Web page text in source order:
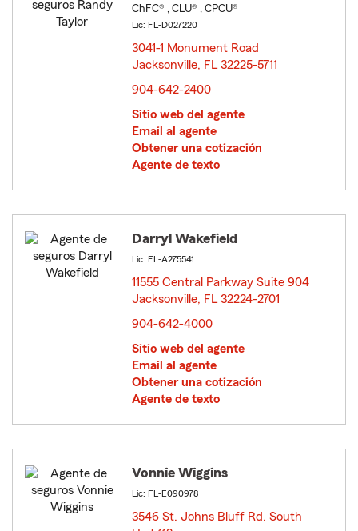
ChFC® , CLU® , CPCU®
Lic: FL-D027220
3041-1 Monument Road
Jacksonville, FL 32225-5711
904-642-2400
Sitio web del agente
Email al agente
Obtener una cotización
Agente de texto
Darryl Wakefield
Lic: FL-A275541
11555 Central Parkway Suite 904
Jacksonville, FL 32224-2701
904-642-4000
Sitio web del agente
Email al agente
Obtener una cotización
Agente de texto
Vonnie Wiggins
Lic: FL-E090978
3546 St. Johns Bluff Rd. South